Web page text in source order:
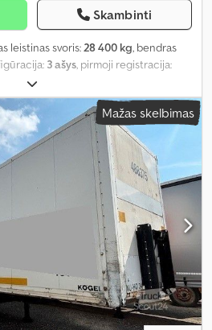
Skambinti
leistinas svoris:28 400 kg, bendras
3 ašys, pirmoji registracija:
, Įranga:
Mažas skelbimas